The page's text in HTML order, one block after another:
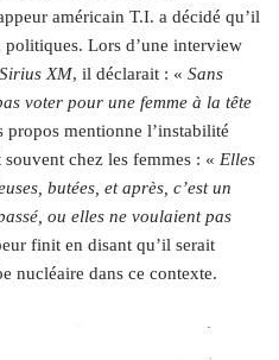
américain T.I. a décidé qu’il
Lors d’une interview
Sirius XM, il déclarait : « Sans
voter pour une femme à la tête
propos mentionne l’instabilité
chez les femmes : « Elles
butées, et après, c’est un
ou elles ne voulaient pas
finit en disant qu’il serait
nucléaire dans ce contexte.